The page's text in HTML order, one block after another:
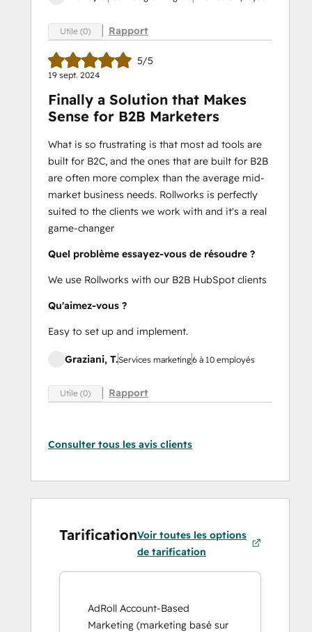
Utile (0) Rapport
5/5
19 sept. 2024
Finally a Solution that Makes
Sense for B2B Marketers
What is so frustrating is that most ad tools are
built for B2C, and the ones that are built for B2B
are often more complex than the average mid-
market business needs. Rollworks is perfectly
suited to the clients we work with and it's a real
game-changer
Quel problème essayez-vous de résoudre ?
We use Rollworks with our B2B HubSpot clients
Qu'aimez-vous ?
Easy to set up and implement.
Graziani, T.Services marketing6 à 10 employés
Utile (0) Rapport
Consulter tous les avis clients
TarificationVoir toutes les options
de tarification
AdRoll Account-Based
Marketing (marketing basé sur